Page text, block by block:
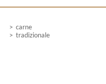
carne
tradizionale